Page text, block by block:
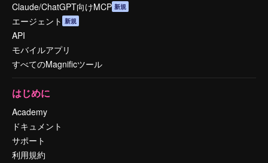
Claude/ChatGPT向けMCP 新規
エージェント 新規
API
モバイルアプリ
すべてのMagnificツール
はじめに
Academy
ドキュメント
サポート
利用規約